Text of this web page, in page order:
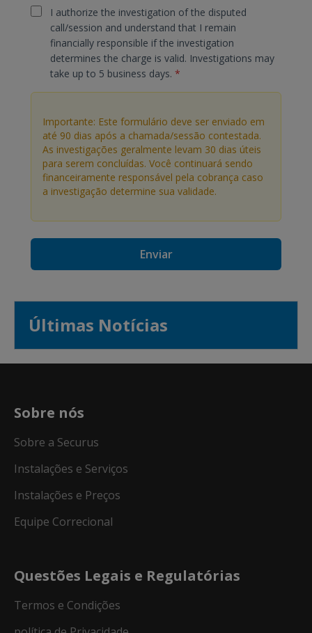
I authorize the investigation of the disputed
call/session and understand that I remain
financially responsible if the investigation
determines the charge is valid. Investigations may
take up to 5 business days. *
Importante: Este formulário deve ser enviado em
até 90 dias após a chamada/sessão contestada.
As investigações geralmente levam 30 dias úteis
para serem concluídas. Você continuará sendo
financeiramente responsável pela cobrança caso
a investigação determine sua validade.
Enviar
Últimas Notícias
Sobre nós
Sobre a Securus
Instalações e Serviços
Instalações e Preços
Equipe Correcional
Questões Legais e Regulatórias
Termos e Condições